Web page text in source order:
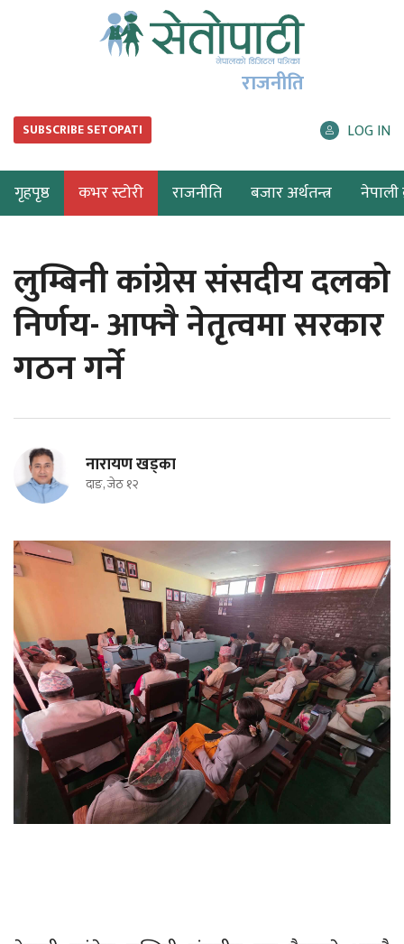
राजनीति
SUBSCRIBE SETOPATI LOG IN
गृहपृष्ठ कभर स्टोरी राजनीति बजार अर्थतन्त्र नेपाली
लुम्बिनी कांग्रेस संसदीय दलको
निर्णय- आफ्नै नेतृत्वमा सरकार
गठन गर्ने
नारायण खड्का
दाङ, जेठ १२